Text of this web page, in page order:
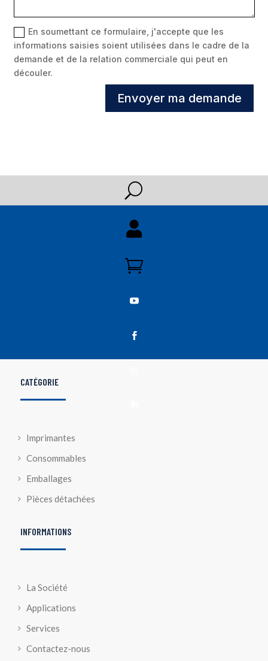
En soumettant ce formulaire, j'accepte que les
informations saisies soient utilisées dans le cadre de la
demande et de la relation commerciale qui peut en
découler.
Envoyer ma demande
U




CATÉGORIE
Imprimantes
Consommables
Emballages
Pièces détachées
INFORMATIONS
La Société
Applications
Services
Contactez-nous